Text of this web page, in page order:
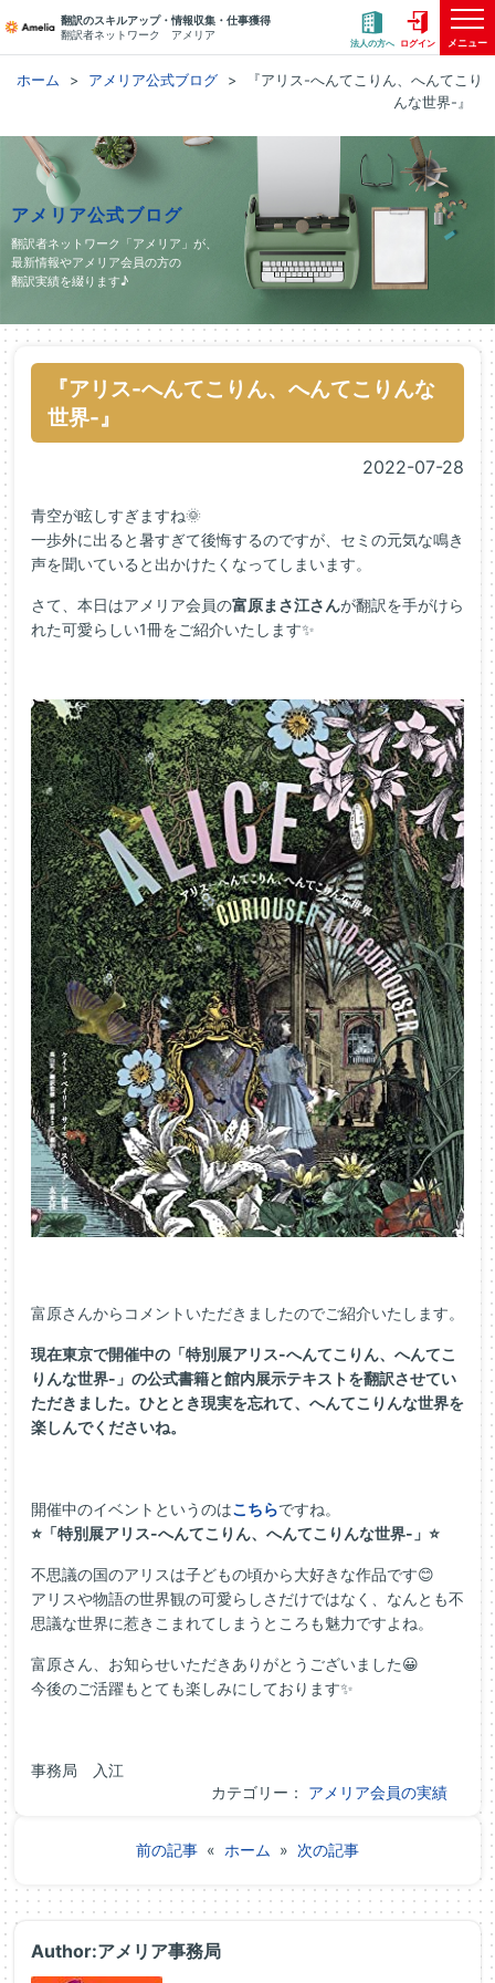
翻訳のスキルアップ・情報収集・仕事獲得
翻訳者ネットワーク アメリア
法人の方へ ログイン メニュー
ホーム アメリア公式ブログ
『アリス-へんてこりん、へんてこり
んな世界-』
アメリア公式ブログ
翻訳者ネットワーク「アメリア」が、
最新情報やアメリア会員の方の
翻訳実績を綴ります♪
『アリス-へんてこりん、へんてこりんな
世界-』
2022-07-28
青空が眩しすぎますね🌞
一歩外に出ると暑すぎて後悔するのですが、セミの元気な鳴き
声を聞いていると出かけたくなってしまいます。
さて、本日はアメリア会員の富原まさ江さんが翻訳を手がけら
れた可愛らしい1冊をご紹介いたします✨
富原さんからコメントいただきましたのでご紹介いたします。
現在東京で開催中の「特別展アリス-へんてこりん、へんてこ
りんな世界-」の公式書籍と館内展示テキストを翻訳させてい
ただきました。ひととき現実を忘れて、へんてこりんな世界を
楽しんでくださいね。
開催中のイベントというのはこちらですね。
⭐「特別展アリス-へんてこりん、へんてこりんな世界-」⭐
不思議の国のアリスは子どもの頃から大好きな作品です😊
アリスや物語の世界観の可愛らしさだけではなく、なんとも不
思議な世界に惹きこまれてしまうところも魅力ですよね。
富原さん、お知らせいただきありがとうございました😀
今後のご活躍もとても楽しみにしております✨
事務局 入江
カテゴリー： アメリア会員の実績
前の記事 « ホーム » 次の記事
Author:アメリア事務局